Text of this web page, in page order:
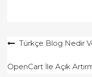
YazıTürkçe Blog Nedir
OpenCart İle Açık